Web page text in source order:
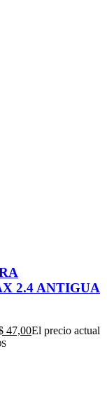
2.4 ANTIGUA
47,00El precio actual